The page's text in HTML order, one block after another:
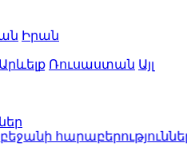
Իրան
Ռուսաստան Այլ